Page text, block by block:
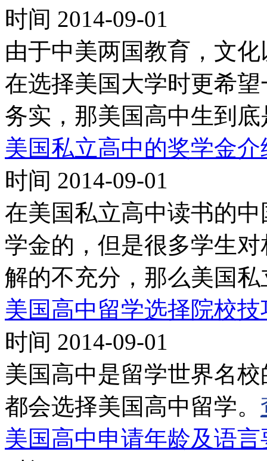
时间 2014-09-01
由于中美两国教育，文
在选择美国大学时更希
务实，那美国高中生到
美国私立高中的奖学金介
时间 2014-09-01
在美国私立高中读书的
学金的，但是很多学生
解的不充分，那么美国
美国高中留学选择院校技
时间 2014-09-01
美国高中是留学世界名
都会选择美国高中留学。
美国高中申请年龄及语